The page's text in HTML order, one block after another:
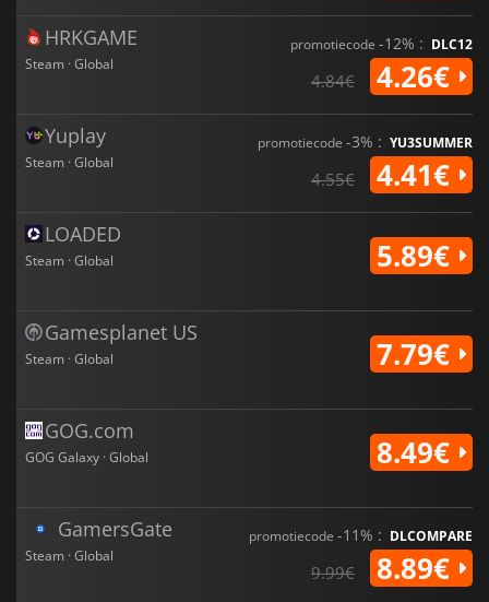
HRKGAME
Steam · Global
promotiecode -12% : DLC12
4.84€ 4.26€
Yuplay
Steam · Global
promotiecode -3% : YU3SUMMER
4.55€ 4.41€
LOADED
Steam · Global 5.89€
Gamesplanet US
Steam · Global 7.79€
GOG.com
GOG Galaxy · Global 8.49€
GamersGate
Steam · Global
promotiecode -11% : DLCOMPARE
9.99€ 8.89€